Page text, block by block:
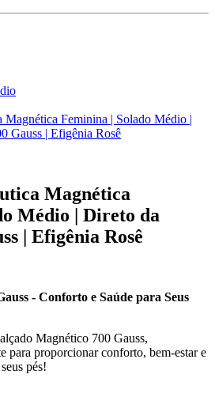
Magnética Feminina | Solado Médio |
Gauss | Efigênia Rosê
Magnética
Médio | Direto da
| Efigênia Rosê
- Conforto e Saúde para Seus
Magnético 700 Gauss,
para proporcionar conforto, bem-estar e
pés!